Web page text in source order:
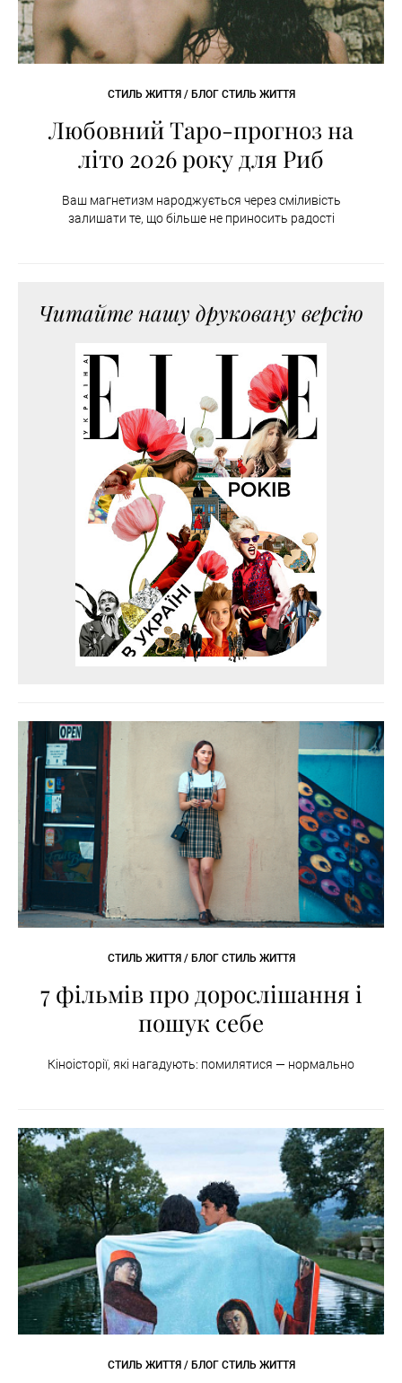
СТИЛЬ ЖИТТЯ / БЛОГ СТИЛЬ ЖИТТЯ
Любовний Таро-прогноз на
літо 2026 року для Риб
Ваш магнетизм народжується через сміливість
залишати те, що більше не приносить радості
Читайте нашу друковану версію
СТИЛЬ ЖИТТЯ / БЛОГ СТИЛЬ ЖИТТЯ
7 фільмів про дорослішання і
пошук себе
Кіноісторії, які нагадують: помилятися — нормально
СТИЛЬ ЖИТТЯ / БЛОГ СТИЛЬ ЖИТТЯ